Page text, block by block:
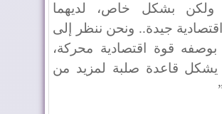
ولكن بشكل خاص، لديهما
جيدة.. ونحن ننظر إلى
بوصفه قوة اقتصادية محركة،
يشكل قاعدة صلبة لمزيد من